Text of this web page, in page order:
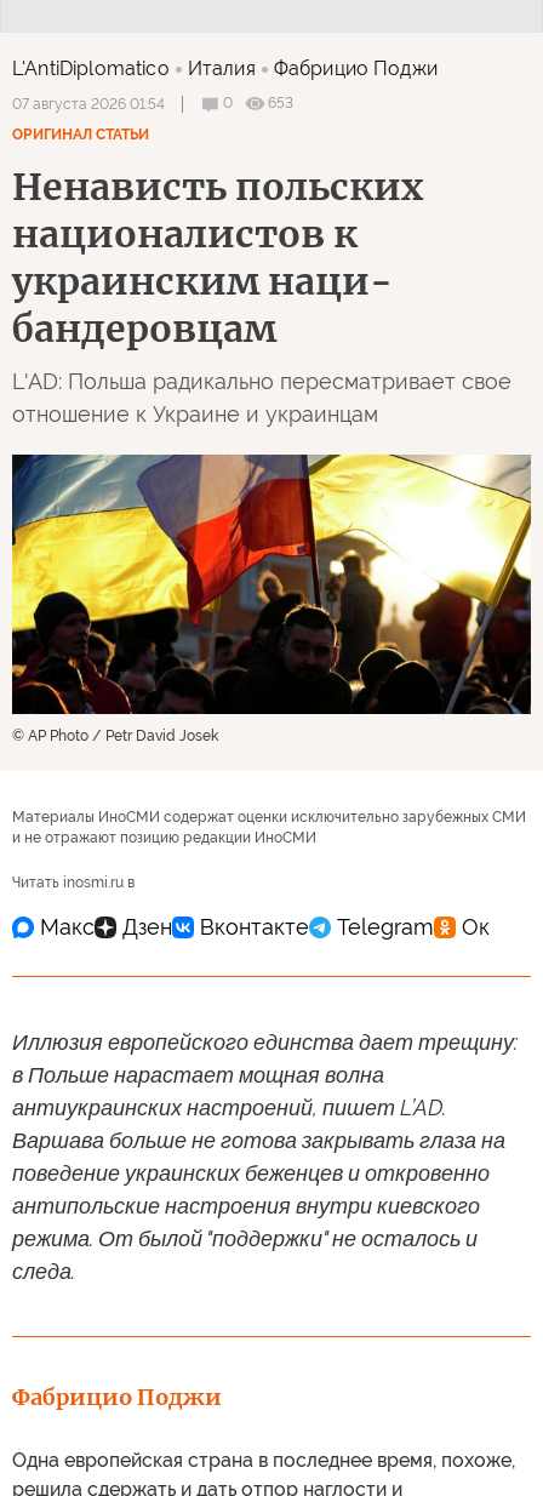
L'AntiDiplomatico Италия Фабрицио Поджи
07 августа 2026 01:54 0
653
ОРИГИНАЛ СТАТЬИ
Ненависть польских
националистов к
украинским наци-
бандеровцам
L'AD: Польша радикально пересматривает свое
отношение к Украине и украинцам
© AP Photo / Petr David Josek
Материалы ИноСМИ содержат оценки исключительно зарубежных СМИ
и не отражают позицию редакции ИноСМИ
Читать inosmi.ru в
Иллюзия европейского единства дает трещину:
в Польше нарастает мощная волна
антиукраинских настроений, пишет L’AD.
Варшава больше не готова закрывать глаза на
поведение украинских беженцев и откровенно
антипольские настроения внутри киевского
режима. От былой "поддержки" не осталось и
следа.
Фабрицио Поджи
Одна европейская страна в последнее время, похоже,
решила сдержать и дать отпор наглости и